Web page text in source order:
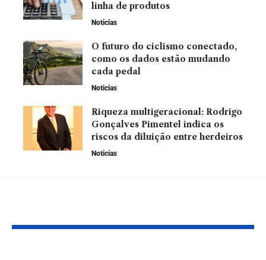
linha de produtos
Noticias
O futuro do ciclismo conectado,
como os dados estão mudando
cada pedal
Noticias
Riqueza multigeracional: Rodrigo
Gonçalves Pimentel indica os
riscos da diluição entre herdeiros
Noticias